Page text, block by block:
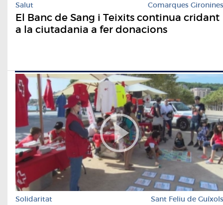
Salut Comarques Gironines
El Banc de Sang i Teixits continua cridant
a la ciutadania a fer donacions
Solidaritat Sant Feliu de Guíxols